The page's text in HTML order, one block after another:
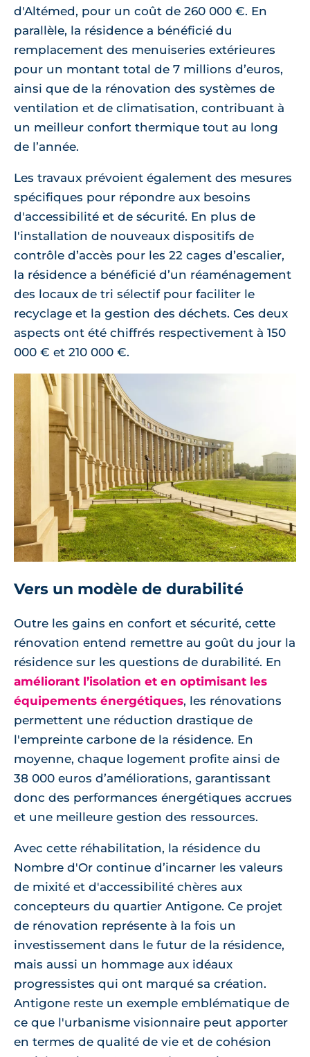
d'Altémed, pour un coût de 260 000 €. En
parallèle, la résidence a bénéficié du
remplacement des menuiseries extérieures
pour un montant total de 7 millions d’euros,
ainsi que de la rénovation des systèmes de
ventilation et de climatisation, contribuant à
un meilleur confort thermique tout au long
de l’année.
Les travaux prévoient également des mesures
spécifiques pour répondre aux besoins
d'accessibilité et de sécurité. En plus de
l'installation de nouveaux dispositifs de
contrôle d’accès pour les 22 cages d’escalier,
la résidence a bénéficié d’un réaménagement
des locaux de tri sélectif pour faciliter le
recyclage et la gestion des déchets. Ces deux
aspects ont été chiffrés respectivement à 150
000 € et 210 000 €.
Vers un modèle de durabilité
Outre les gains en confort et sécurité, cette
rénovation entend remettre au goût du jour la
résidence sur les questions de durabilité. En
améliorant l’isolation et en optimisant les
équipements énergétiques, les rénovations
permettent une réduction drastique de
l'empreinte carbone de la résidence. En
moyenne, chaque logement profite ainsi de
38 000 euros d’améliorations, garantissant
donc des performances énergétiques accrues
et une meilleure gestion des ressources.
Avec cette réhabilitation, la résidence du
Nombre d'Or continue d’incarner les valeurs
de mixité et d'accessibilité chères aux
concepteurs du quartier Antigone. Ce projet
de rénovation représente à la fois un
investissement dans le futur de la résidence,
mais aussi un hommage aux idéaux
progressistes qui ont marqué sa création.
Antigone reste un exemple emblématique de
ce que l'urbanisme visionnaire peut apporter
en termes de qualité de vie et de cohésion